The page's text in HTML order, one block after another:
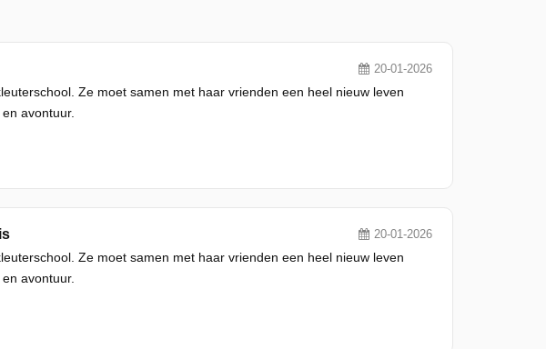
20-01-2026
Ze moet samen met haar vrienden een heel nieuw leven
avontuur.
20-01-2026
Ze moet samen met haar vrienden een heel nieuw leven
avontuur.